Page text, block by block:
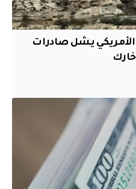
الأمريكي يشل صادرات
خارك